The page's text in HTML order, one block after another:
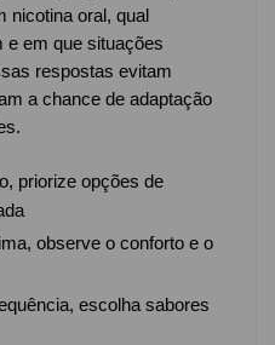
nicotina oral, qual
e em que situações
respostas evitam
a chance de adaptação
priorize opções de
observe o conforto e o
escolha sabores